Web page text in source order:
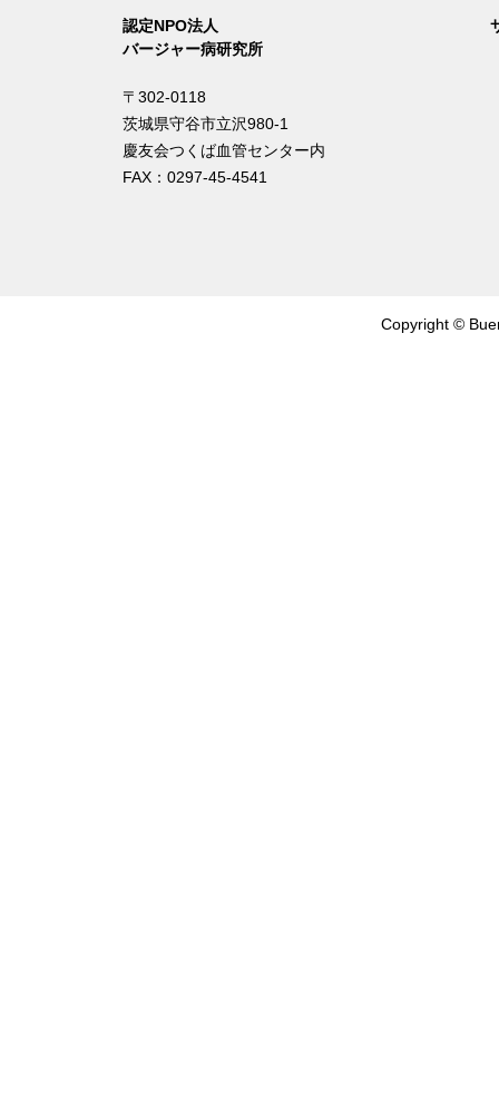
認定NPO法人
バージャー病研究所
〒302-0118
茨城県守谷市立沢980-1
慶友会つくば血管センター内
FAX：0297-45-4541
Copyright ©